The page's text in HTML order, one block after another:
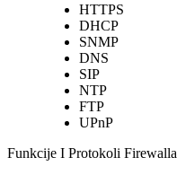
HTTPS
DHCP
SNMP
DNS
SIP
NTP
FTP
UPnP
Funkcije I Protokoli Firewalla